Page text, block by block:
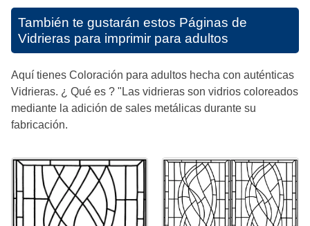
También te gustarán estos Páginas de
Vidrieras para imprimir para adultos
Aquí tienes Coloración para adultos hecha con auténticas
Vidrieras. ¿ Qué es ? "Las vidrieras son vidrios coloreados
mediante la adición de sales metálicas durante su
fabricación.